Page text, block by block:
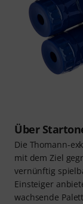
Über
Die Thomann-
mit dem Ziel
vernünftig
Einsteiger
wachsende